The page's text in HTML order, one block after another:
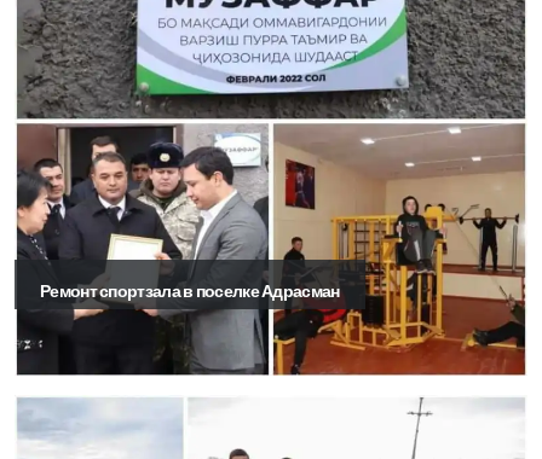
Ремонт спортзала в поселке Адрасман